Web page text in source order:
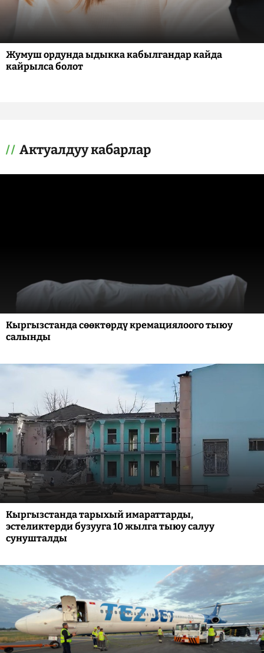
Жумуш ордунда ыдыкка кабылгандар кайда
кайрылса болот
Актуалдуу кабарлар
Кыргызстанда сөөктөрдү кремациялоого тыюу
салынды
Кыргызстанда тарыхый имараттарды,
эстеликтерди бузууга 10 жылга тыюу салуу
сунушталды